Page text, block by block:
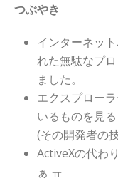
つぶやき
インターネッ
れた無駄なプ
ました。
エクスプロー
いるものを見
(その開発者の
ActiveXの代わ
ぁ ㅠ